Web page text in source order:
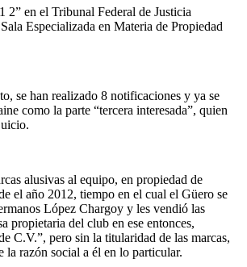
2” en el Tribunal Federal de Justicia
Especializada en Materia de Propiedad
se han realizado 8 notificaciones y ya se
como la parte “tercera interesada”, quien
alusivas al equipo, en propiedad de
el año 2012, tiempo en el cual el Güero se
López Chargoy y les vendió las
propietaria del club en ese entonces,
C.V.”, pero sin la titularidad de las marcas,
la razón social a él en lo particular.